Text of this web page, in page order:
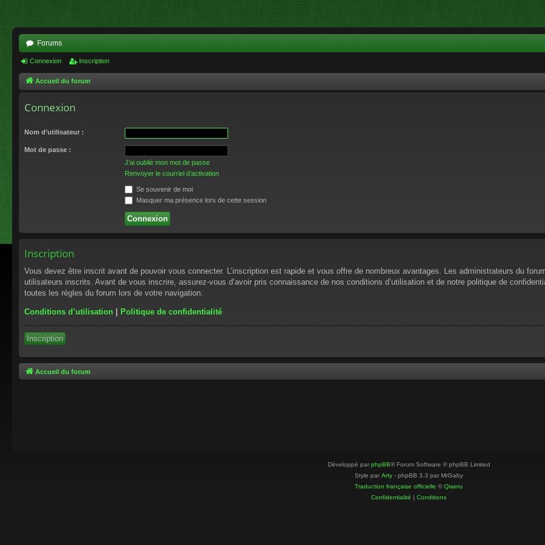
Forums
Connexion Inscription
Accueil du forum
Connexion
Nom d’utilisateur :
Mot de passe :
J’ai oublié mon mot de passe
Renvoyer le courriel d’activation
Se souvenir de moi
Masquer ma présence lors de cette session
Inscription
Vous devez être inscrit avant de pouvoir vous connecter. L’inscription est rapide et vous offre de nombreux avantages. Les administrateurs du
utilisateurs inscrits. Avant de vous inscrire, assurez-vous d’avoir pris connaissance de nos conditions d’utilisation et de notre politique de
toutes les règles du forum lors de votre navigation.
Conditions d’utilisation | Politique de confidentialité
Inscription
Accueil du forum
Développé par phpBB® Forum Software © phpBB Limited
Style par Arty - phpBB 3.3 par MrGaby
Traduction française officielle ©Qiaeru
Confidentialité | Conditions